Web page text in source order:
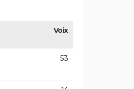
Voix
53